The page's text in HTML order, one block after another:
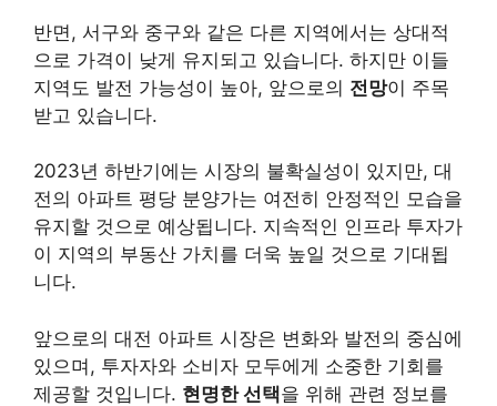
반면, 서구와 중구와 같은 다른 지역에서는 상대적
으로 가격이 낮게 유지되고 있습니다. 하지만 이들
지역도 발전 가능성이 높아, 앞으로의 전망이 주목
받고 있습니다.
2023년 하반기에는 시장의 불확실성이 있지만, 대
전의 아파트 평당 분양가는 여전히 안정적인 모습을
유지할 것으로 예상됩니다. 지속적인 인프라 투자가
이 지역의 부동산 가치를 더욱 높일 것으로 기대됩
니다.
앞으로의 대전 아파트 시장은 변화와 발전의 중심에
있으며, 투자자와 소비자 모두에게 소중한 기회를
제공할 것입니다. 현명한 선택을 위해 관련 정보를